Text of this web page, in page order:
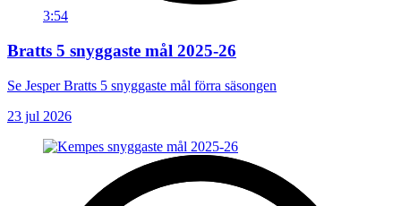
3:54
Bratts 5 snyggaste mål 2025-26
Se Jesper Bratts 5 snyggaste mål förra säsongen
23 jul 2026